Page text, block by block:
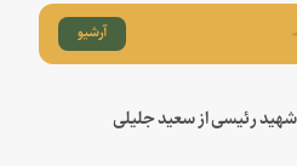
آرشیو
رئیسی از سعید جلیلی